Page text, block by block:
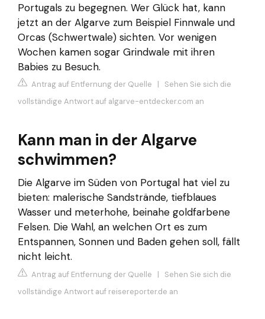
Portugals zu begegnen. Wer Glück hat, kann
jetzt an der Algarve zum Beispiel Finnwale und
Orcas (Schwertwale) sichten. Vor wenigen
Wochen kamen sogar Grindwale mit ihren
Babies zu Besuch.
Antrag auf Entfernung der Quelle | Sehen Sie sich die
vollständige Antwort auf algarve-entdecker.com an
Kann man in der Algarve
schwimmen?
Die Algarve im Süden von Portugal hat viel zu
bieten: malerische Sandstrände, tiefblaues
Wasser und meterhohe, beinahe goldfarbene
Felsen. Die Wahl, an welchen Ort es zum
Entspannen, Sonnen und Baden gehen soll, fällt
nicht leicht.
Antrag auf Entfernung der Quelle | Sehen Sie sich die
vollständige Antwort auf reisereporter.de an